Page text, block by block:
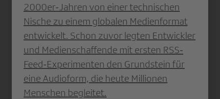
2000er‐Jahren von einer technischen
Nische zu einem globalen Medienformat
entwickelt. Schon zuvor legten Entwickler
und Medienschaffende mit ersten RSS‐
Feed‐Experimenten den Grundstein für
eine Audioform, die heute Millionen
Menschen begleitet.